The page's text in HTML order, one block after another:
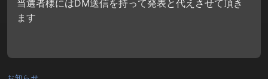
当選者様にはDM送信を持って発表と代えさせて頂き
ます